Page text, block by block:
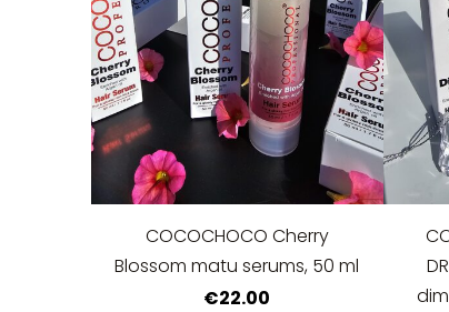
COCOCHOCO Cherry
Blossom matu serums, 50 ml
€22.00